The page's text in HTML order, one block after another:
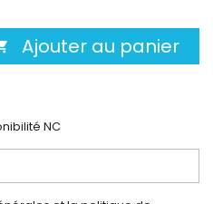
Ajouter au panier
NC